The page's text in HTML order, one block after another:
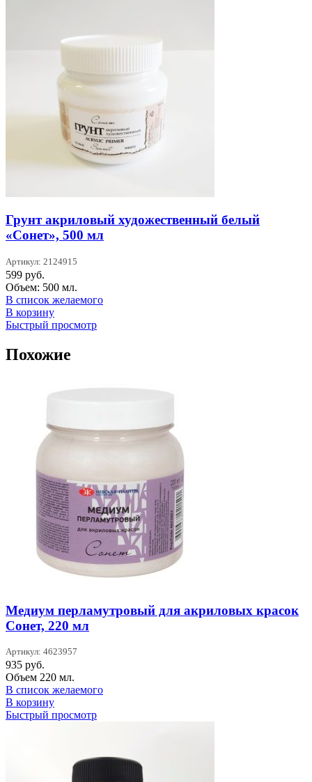
Грунт акриловый художественный белый
«Сонет», 500 мл
Артикул: 2124915
599 руб.
Объем: 500 мл.
В список желаемого
В корзину
Быстрый просмотр
Похожие
Медиум перламутровый для акриловых красок
Сонет, 220 мл
Артикул: 4623957
935 руб.
Объем 220 мл.
В список желаемого
В корзину
Быстрый просмотр